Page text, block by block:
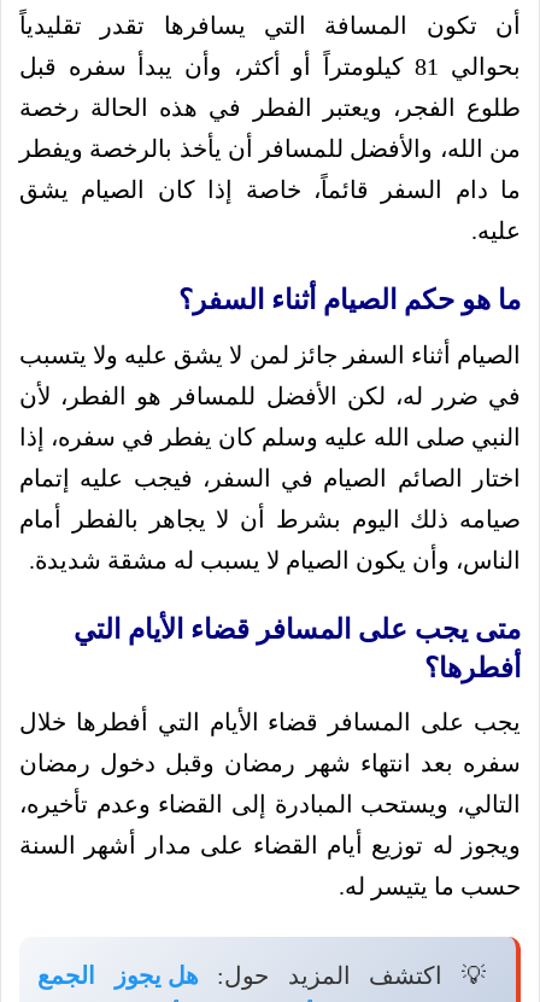
أن تكون المسافة التي يسافرها تقدر تقليدياً
بحوالي 81 كيلومتراً أو أكثر، وأن يبدأ سفره قبل
طلوع الفجر، ويعتبر الفطر في هذه الحالة رخصة
من الله، والأفضل للمسافر أن يأخذ بالرخصة ويفطر
ما دام السفر قائماً، خاصة إذا كان الصيام يشق
عليه.
ما هو حكم الصيام أثناء السفر؟
الصيام أثناء السفر جائز لمن لا يشق عليه ولا يتسبب
في ضرر له، لكن الأفضل للمسافر هو الفطر، لأن
النبي صلى الله عليه وسلم كان يفطر في سفره، إذا
اختار الصائم الصيام في السفر، فيجب عليه إتمام
صيامه ذلك اليوم بشرط أن لا يجاهر بالفطر أمام
الناس، وأن يكون الصيام لا يسبب له مشقة شديدة.
متى يجب على المسافر قضاء الأيام التي
أفطرها؟
يجب على المسافر قضاء الأيام التي أفطرها خلال
سفره بعد انتهاء شهر رمضان وقبل دخول رمضان
التالي، ويستحب المبادرة إلى القضاء وعدم تأخيره،
ويجوز له توزيع أيام القضاء على مدار أشهر السنة
حسب ما يتيسر له.
💡 اكتشف المزيد حول:هل يجوز الجمع